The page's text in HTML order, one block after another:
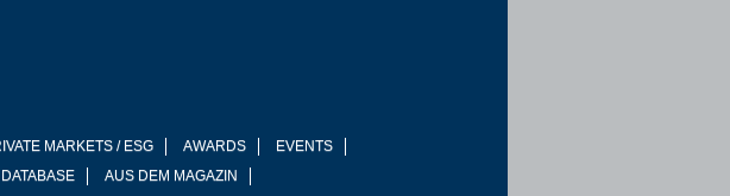
MARKETS / ESG AWARDS
EVENTS
AUS DEM MAGAZIN